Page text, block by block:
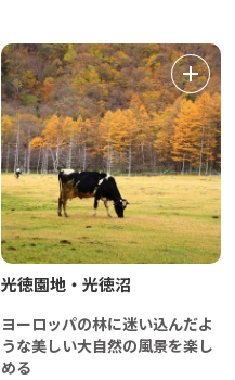
光徳園地・光徳沼
ヨーロッパの林に迷い込んだよ
うな美しい大自然の風景を楽し
める